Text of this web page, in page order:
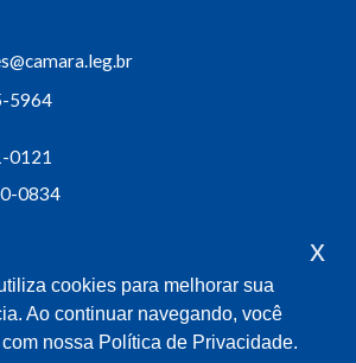
5964
0121
0834
mandato
cookies para melhorar sua
Ao continuar navegando, você
nossa Política de Privacidade.
x